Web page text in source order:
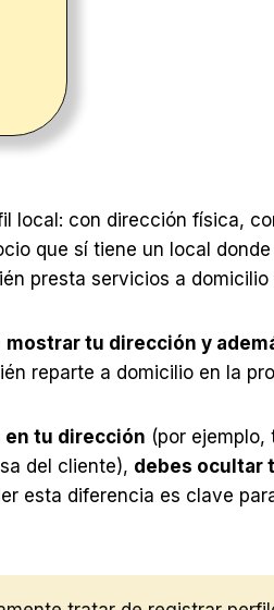
local: con dirección física,
que sí tiene un local
presta servicios a domicilio
mostrar tu dirección y
reparte a domicilio en la
tu dirección (por ejemplo,
del cliente), debes ocultar
esta diferencia es clave